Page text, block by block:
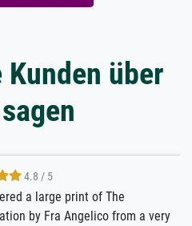
Kunden über
print of The
Angelico from a very